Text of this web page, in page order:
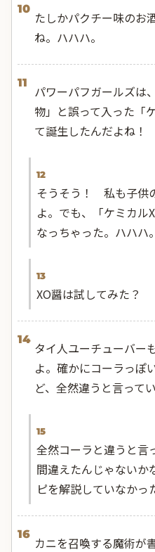
10
たしかパクチー味のお
ね。ハハハ。
11
パワーパフガールズは
物」と誤って入った「
て誕生したんだよね！
12
そうそう！ 私も子供
よ。でも、「ケミカル
なっちゃった。ハハハ。
13
XO醤は試してみた？
14
タイ人ユーチューバー
よ。確かにコーラっぽ
ど、全然違うと言って
15
全然コーラと違うと言
間違えたんじゃない
ピを解説していなかっ
16
カニを召喚する魔術が